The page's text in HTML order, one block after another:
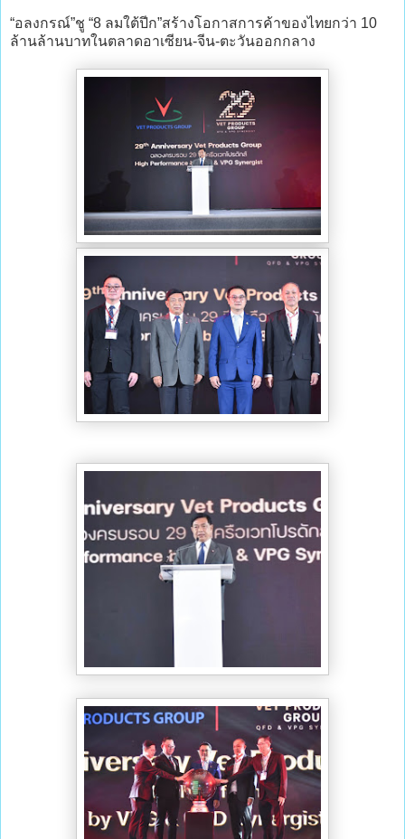
“อลงกรณ์”ชู “8 ลมใต้ปีก”สร้างโอกาสการค้าของไทยกว่า 10
ล้านล้านบาทในตลาดอาเซียน-จีน-ตะวันออกกลาง